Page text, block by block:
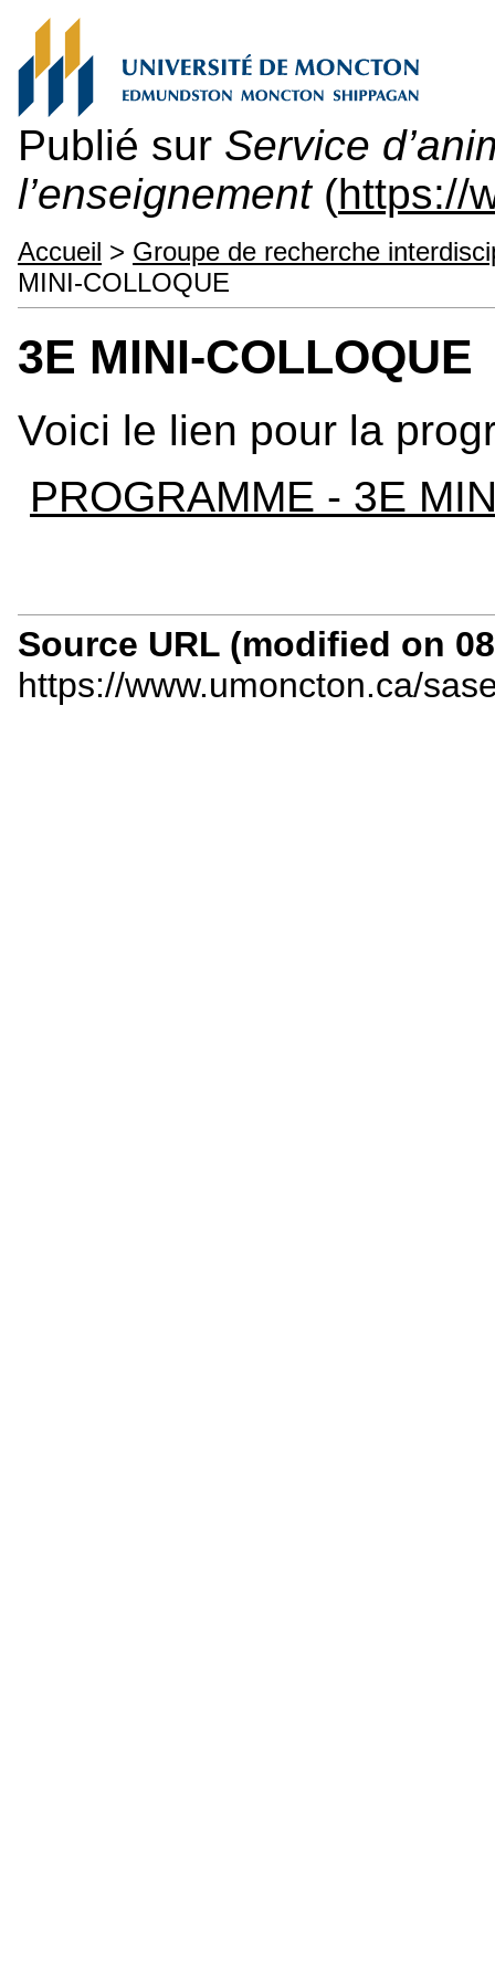
Publié sur Service
l’enseignement(https://
Accueil > Groupe de recherche
MINI-COLLOQUE
3E MINI-COLLOQUE
Voici le lien pour la
PROGRAMME - 3E
Source URL (modified on
https://www.umoncton.ca/